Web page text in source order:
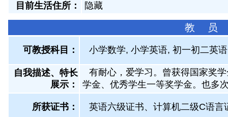
目前生活住所：
隐藏
教 员
可教授科目： 小学数学, 小学英语, 初一初二英
自我描述、特长
展示 ：
有耐心，爱学习。曾获得国家奖
学金、优秀学生一等奖学金。也多
所获证书 ： 英语六级证书、计算机二级C语言